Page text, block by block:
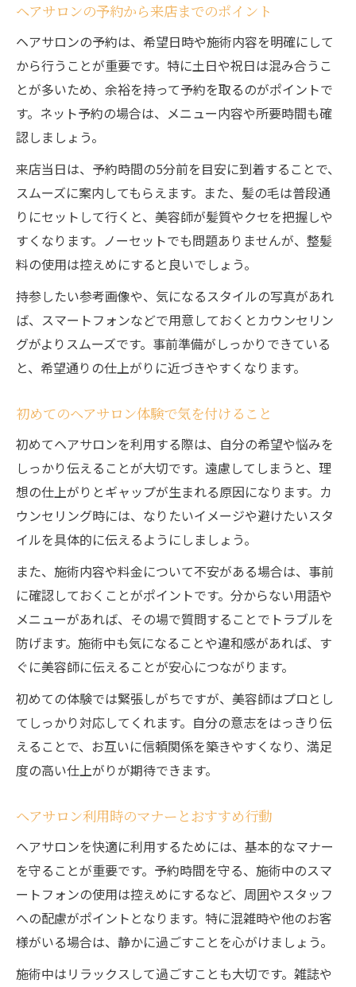
ヘアサロンの予約から来店までのポイント
ヘアサロンの予約は、希望日時や施術内容を明確にして
から行うことが重要です。特に土日や祝日は混み合うこ
とが多いため、余裕を持って予約を取るのがポイントで
す。ネット予約の場合は、メニュー内容や所要時間も確
認しましょう。
来店当日は、予約時間の5分前を目安に到着することで、
スムーズに案内してもらえます。また、髪の毛は普段通
りにセットして行くと、美容師が髪質やクセを把握しや
すくなります。ノーセットでも問題ありませんが、整髪
料の使用は控えめにすると良いでしょう。
持参したい参考画像や、気になるスタイルの写真があれ
ば、スマートフォンなどで用意しておくとカウンセリン
グがよりスムーズです。事前準備がしっかりできている
と、希望通りの仕上がりに近づきやすくなります。
初めてのヘアサロン体験で気を付けること
初めてヘアサロンを利用する際は、自分の希望や悩みを
しっかり伝えることが大切です。遠慮してしまうと、理
想の仕上がりとギャップが生まれる原因になります。カ
ウンセリング時には、なりたいイメージや避けたいスタ
イルを具体的に伝えるようにしましょう。
また、施術内容や料金について不安がある場合は、事前
に確認しておくことがポイントです。分からない用語や
メニューがあれば、その場で質問することでトラブルを
防げます。施術中も気になることや違和感があれば、す
ぐに美容師に伝えることが安心につながります。
初めての体験では緊張しがちですが、美容師はプロとし
てしっかり対応してくれます。自分の意志をはっきり伝
えることで、お互いに信頼関係を築きやすくなり、満足
度の高い仕上がりが期待できます。
ヘアサロン利用時のマナーとおすすめ行動
ヘアサロンを快適に利用するためには、基本的なマナー
を守ることが重要です。予約時間を守る、施術中のスマ
ートフォンの使用は控えめにするなど、周囲やスタッフ
への配慮がポイントとなります。特に混雑時や他のお客
様がいる場合は、静かに過ごすことを心がけましょう。
施術中はリラックスして過ごすことも大切です。雑誌や